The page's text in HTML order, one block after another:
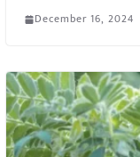
December 16, 2024